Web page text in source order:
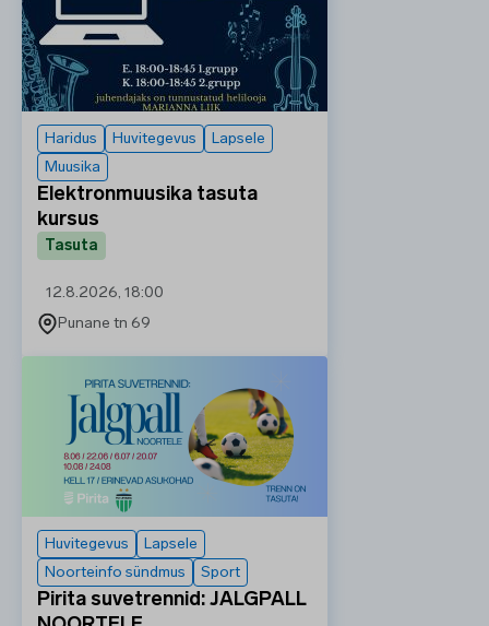
Haridus Huvitegevus
Lapsele
Muusika
Elektronmuusika tasuta
kursus
Tasuta
12.8.2026, 18:00
Punane tn 69
Huvitegevus
Lapsele
Noorteinfo sündmus
Sport
Pirita suvetrennid: JALGPALL